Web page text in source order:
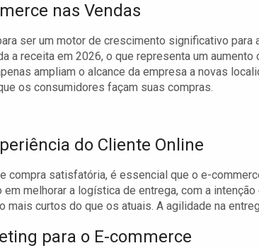
nas Vendas
ser um motor de crescimento significativo para
a receita em 2026, o que representa um aumento
ampliam o alcance da empresa a novas
os consumidores façam suas compras.
do Cliente Online
compra satisfatória, é essencial que o e-
melhorar a logística de entrega, com a
mais curtos do que os atuais. A agilidade na
para o E-commerce